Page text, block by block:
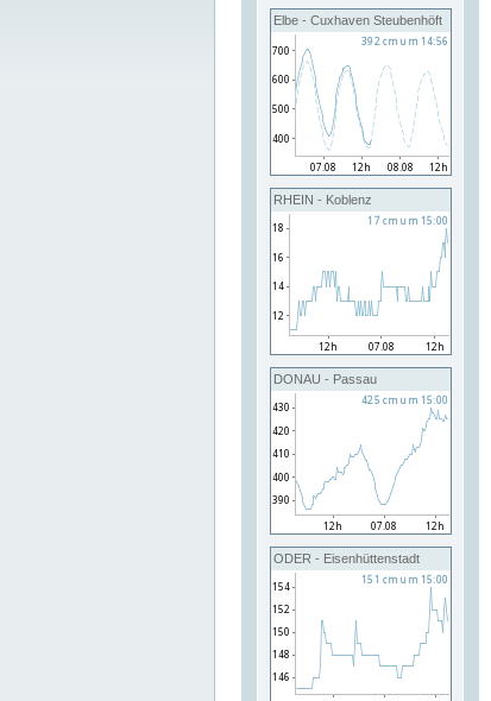
Elbe - Cuxhaven Steubenhöft
RHEIN - Koblenz
DONAU - Passau
ODER - Eisenhüttenstadt